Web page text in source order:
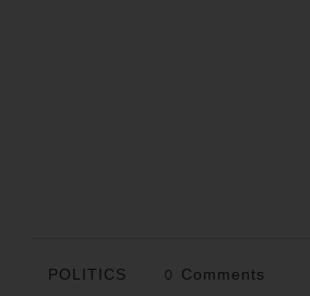
POLITICS 0 Comments